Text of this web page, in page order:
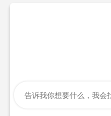
告诉我你想要什么，我会